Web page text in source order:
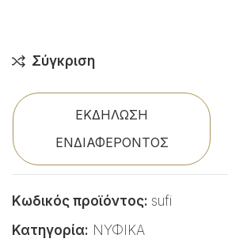
Σύγκριση
ΕΚΔΗΛΩΣΗ
ΕΝΔΙΑΦΕΡΟΝΤΟΣ
Κωδικός προϊόντος: sufi
Κατηγορία: ΝΥΦΙΚΑ